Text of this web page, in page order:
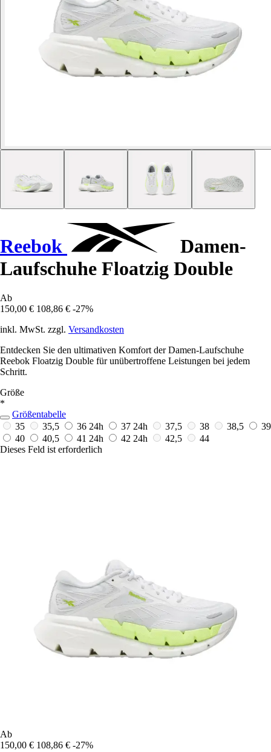
Reebok
Damen-
Laufschuhe Floatzig Double
Ab
150,00 € 108,86 € -27%
inkl. MwSt. zzgl. Versandkosten
Entdecken Sie den ultimativen Komfort der Damen-Laufschuhe
Reebok Floatzig Double für unübertroffene Leistungen bei jedem
Schritt.
Größe
*
Größentabelle
35
35,5 36 24h 37 24h 37,5 38 38,5
39
40
40,5 41 24h 42 24h 42,5
44
Dieses Feld ist erforderlich
Ab
150,00 € 108,86 € -27%